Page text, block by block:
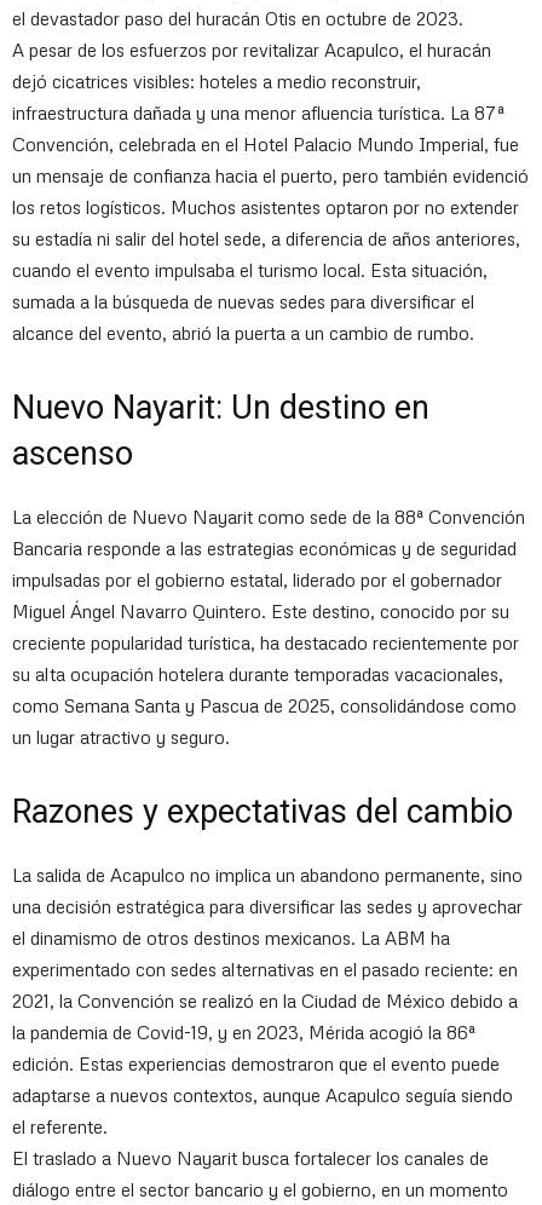
el devastador paso del huracán Otis en octubre de 2023.
A pesar de los esfuerzos por revitalizar Acapulco, el huracán
dejó cicatrices visibles: hoteles a medio reconstruir,
infraestructura dañada y una menor afluencia turística. La 87ª
Convención, celebrada en el Hotel Palacio Mundo Imperial, fue
un mensaje de confianza hacia el puerto, pero también evidenció
los retos logísticos. Muchos asistentes optaron por no extender
su estadía ni salir del hotel sede, a diferencia de años anteriores,
cuando el evento impulsaba el turismo local. Esta situación,
sumada a la búsqueda de nuevas sedes para diversificar el
alcance del evento, abrió la puerta a un cambio de rumbo.
Nuevo Nayarit: Un destino en
ascenso
La elección de Nuevo Nayarit como sede de la 88ª Convención
Bancaria responde a las estrategias económicas y de seguridad
impulsadas por el gobierno estatal, liderado por el gobernador
Miguel Ángel Navarro Quintero. Este destino, conocido por su
creciente popularidad turística, ha destacado recientemente por
su alta ocupación hotelera durante temporadas vacacionales,
como Semana Santa y Pascua de 2025, consolidándose como
un lugar atractivo y seguro.
Razones y expectativas del cambio
La salida de Acapulco no implica un abandono permanente, sino
una decisión estratégica para diversificar las sedes y aprovechar
el dinamismo de otros destinos mexicanos. La ABM ha
experimentado con sedes alternativas en el pasado reciente: en
2021, la Convención se realizó en la Ciudad de México debido a
la pandemia de Covid-19, y en 2023, Mérida acogió la 86ª
edición. Estas experiencias demostraron que el evento puede
adaptarse a nuevos contextos, aunque Acapulco seguía siendo
el referente.
El traslado a Nuevo Nayarit busca fortalecer los canales de
diálogo entre el sector bancario y el gobierno, en un momento